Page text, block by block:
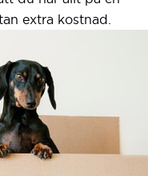
extra kostnad.